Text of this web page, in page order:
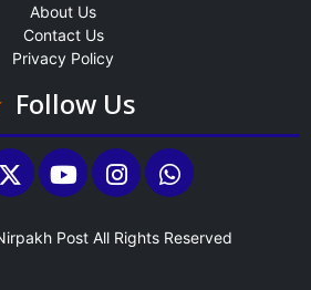
About Us
Contact Us
Privacy Policy
Follow Us
Post All Rights Reserved